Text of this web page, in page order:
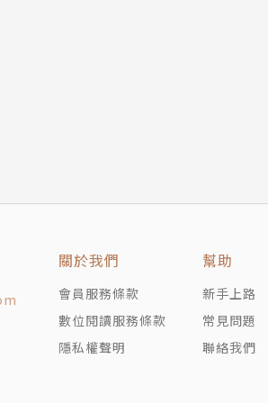
百大」前茅，以及小說《DNA的惡力
科學界的「自然發生說」
碳做為吸入麻醉的歷史
的危害論
史
關於我們
會員服務條款
數位閱讀服務條款
隱私權聲明
幫助
新手上路
常見問題
聯絡我們